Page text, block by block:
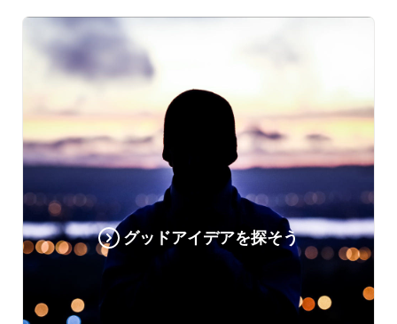
グッドアイデアを探そう